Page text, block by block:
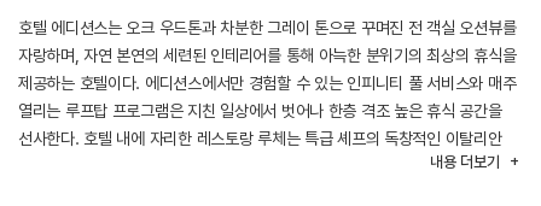
호텔 에디션스는 오크 우드톤과 차분한 그레이 톤으로 꾸며진 전 객실 오션뷰를
자랑하며, 자연 본연의 세련된 인테리어를 통해 아늑한 분위기의 최상의 휴식을
제공하는 호텔이다. 에디션스에서만 경험할 수 있는 인피니티 풀 서비스와 매주
열리는 루프탑 프로그램은 지친 일상에서 벗어나 한층 격조 높은 휴식 공간을
선사한다. 호텔 내에 자리한 레스토랑 루체는 특급 셰프의 독창적인 이탈리안
정통 미식을 제공하며, 모던한 분위기 속에서 최고의 오션뷰와 함께 최상의
내용 더보기